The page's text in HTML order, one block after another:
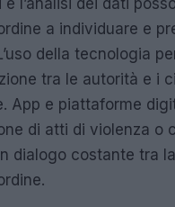
a individuare e
della tecnologia
tra le autorità e i
App e piattaforme
di atti di violenza o
dialogo costante tra